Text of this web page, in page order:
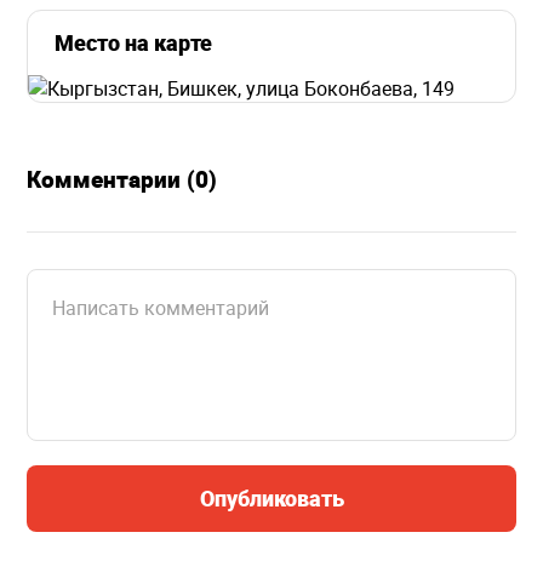
Место на карте
Комментарии (0)
Опубликовать